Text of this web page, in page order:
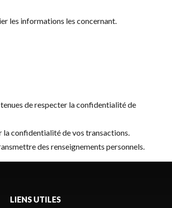
les informations les concernant.
de respecter la confidentialité de
la confidentialité de vos transactions.
des renseignements personnels.
LIENS UTILES